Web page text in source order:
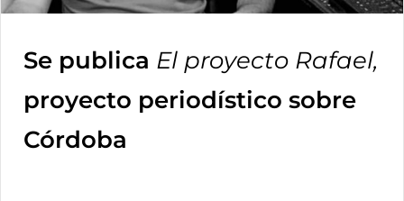
Se publica El proyecto Rafael,
proyecto periodístico sobre
Córdoba